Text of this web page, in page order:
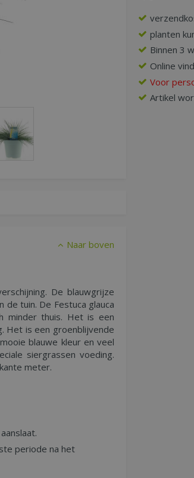
planten
Binnen 3
Online
Voor
Artikel
Naar boven
De blauwgrijze
tuin. De Festuca glauca
minder thuis. Het is een
Het is een groenblijvende
blauwe kleur en veel
siergrassen voeding.
meter.
periode na het